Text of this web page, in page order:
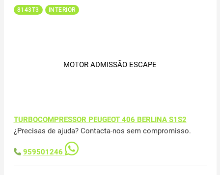
8143T3 INTERIOR
MOTOR ADMISSÃO ESCAPE
TURBOCOMPRESSOR PEUGEOT 406 BERLINA S1S2
¿Precisas de ajuda? Contacta-nos sem compromisso.
959501246